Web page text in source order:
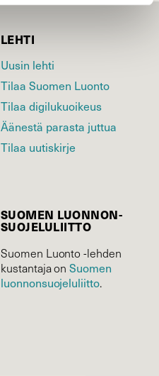
LEHTI
Uusin lehti
Tilaa Suomen Luonto
Tilaa digilukuoikeus
Äänestä parasta juttua
Tilaa uutiskirje
SUOMEN LUONNON­
SUOJELU­LIITTO
Suomen Luonto -lehden
kustantaja onSuomen
luonnonsuojelu­liitto.